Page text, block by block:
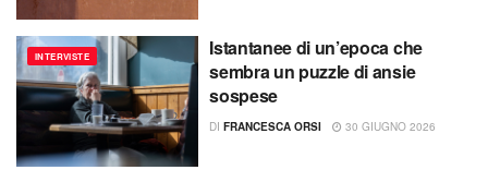
INTERVISTE
Istantanee di un’epoca che
sembra un puzzle di ansie
sospese
DI FRANCESCA ORSI 30 GIUGNO 2026